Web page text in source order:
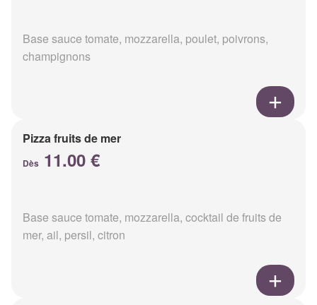
Base sauce tomate, mozzarella, poulet, poivrons,
champignons
Pizza fruits de mer
Dès 11.00 €
Base sauce tomate, mozzarella, cocktail de fruits de
mer, ail, persil, citron